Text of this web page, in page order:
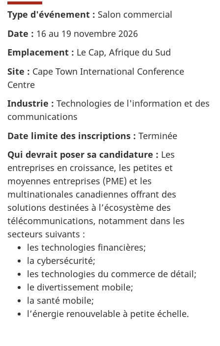
Type d'événement : Salon commercial
Date : 16 au 19 novembre 2026
Emplacement : Le Cap, Afrique du Sud
Site : Cape Town International Conference
Centre
Industrie : Technologies de l'information et des
communications
Date limite des inscriptions : Terminée
Qui devrait poser sa candidature : Les
entreprises en croissance, les petites et
moyennes entreprises (PME) et les
multinationales canadiennes offrant des
solutions destinées à l’écosystème des
télécommunications, notamment dans les
secteurs suivants :
les technologies financières;
la cybersécurité;
les technologies du commerce de détail;
le divertissement mobile;
la santé mobile;
l’énergie renouvelable à petite échelle.